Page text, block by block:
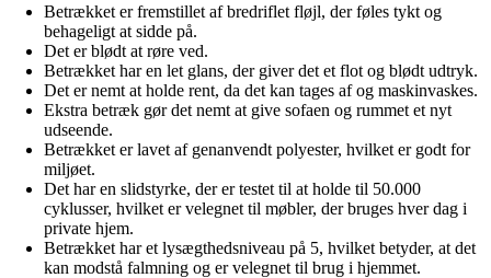
Betrækket er fremstillet af bredriflet fløjl, der føles tykt og
behageligt at sidde på.
Det er blødt at røre ved.
Betrækket har en let glans, der giver det et flot og blødt udtryk.
Det er nemt at holde rent, da det kan tages af og maskinvaskes.
Ekstra betræk gør det nemt at give sofaen og rummet et nyt
udseende.
Betrækket er lavet af genanvendt polyester, hvilket er godt for
miljøet.
Det har en slidstyrke, der er testet til at holde til 50.000
cyklusser, hvilket er velegnet til møbler, der bruges hver dag i
private hjem.
Betrækket har et lysægthedsniveau på 5, hvilket betyder, at det
kan modstå falmning og er velegnet til brug i hjemmet.